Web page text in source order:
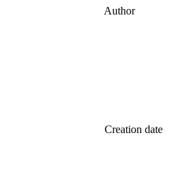
Author
Creation date